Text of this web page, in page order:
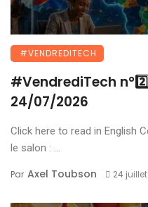
#VENDREDITECH
#VendrediTech
24/07/2026
Click here to read in English
le salon : ...
Par Axel Toubson 24